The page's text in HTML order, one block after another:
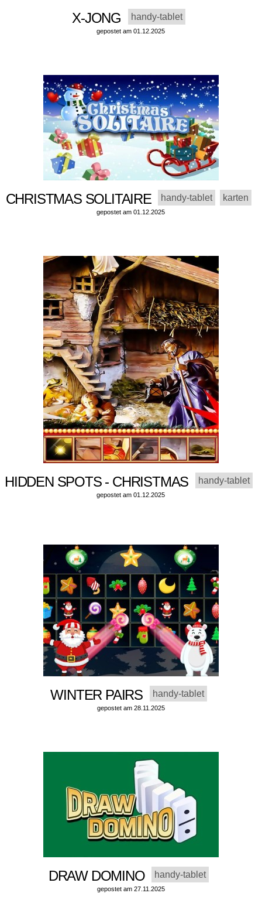
X-JONG handy-tablet
gepostet am 01.12.2025
CHRISTMAS SOLITAIRE handy-tablet karten
gepostet am 01.12.2025
HIDDEN SPOTS - CHRISTMAS handy-tablet
gepostet am 01.12.2025
WINTER PAIRS handy-tablet
gepostet am 28.11.2025
DRAW DOMINO handy-tablet
gepostet am 27.11.2025